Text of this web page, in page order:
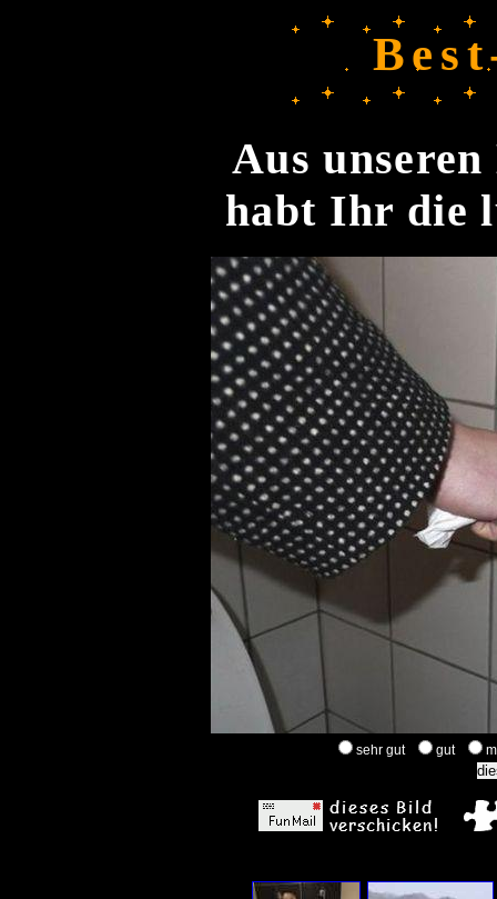
Aus
habt Ihr die
sehr gut gut